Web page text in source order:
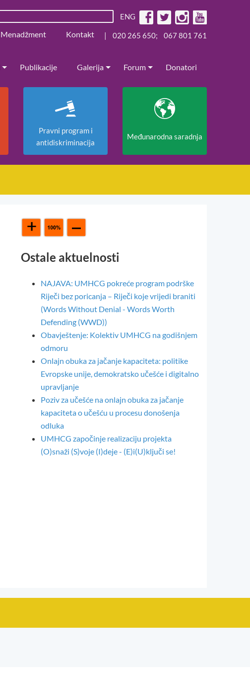
ENG
Menadžment Kontakt | 020 265 650; 067 801 761
Publikacije Galerija Forum Donatori
Pravni program i
antidiskriminacija
Međunarodna saradnja
Ostale aktuelnosti
NAJAVA: UMHCG pokreće program podrške
Riječi bez poricanja – Riječi koje vrijedi braniti
(Words Without Denial - Words Worth
Defending (WWD))
Obavještenje: Kolektiv UMHCG na godišnjem
odmoru
Onlajn obuka za jačanje kapaciteta: politike
Evropske unije, demokratsko učešće i digitalno
upravljanje
Poziv za učešće na onlajn obuka za jačanje
kapaciteta o učešću u procesu donošenja
odluka
UMHCG započinje realizaciju projekta
(O)snaži (S)voje (I)deje - (E)i(U)ključi se!